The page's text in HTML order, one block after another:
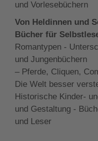
und Vorlesebüchern
Von Heldinnen und
Bücher für
Romantypen -
und Jungenbüchern
– Pferde, Cliquen,
Die Welt besser
Historische Kinder-
und Gestaltung -
und Leser